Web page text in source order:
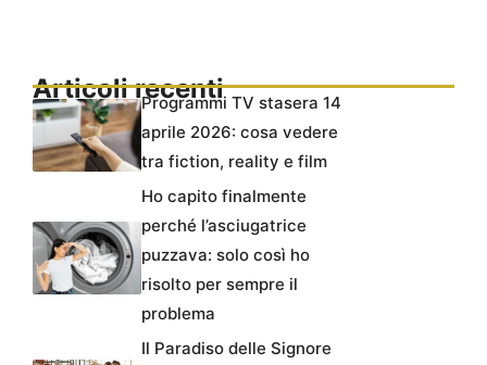
Articoli recentiProgrammi TV stasera 14
aprile 2026: cosa vedere
tra fiction, reality e film
Ho capito finalmente
perché l’asciugatrice
puzzava: solo così ho
risolto per sempre il
problema
Il Paradiso delle Signore